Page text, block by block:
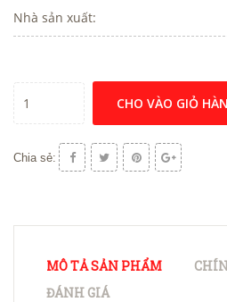
Nhà sản xuất:
CHO VÀO GIỎ
Chia sẻ:
MÔ TẢ SẢN PHẨM
ĐÁNH GIÁ